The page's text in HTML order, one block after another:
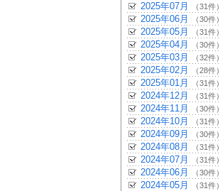
2025年07月 （31件）
2025年06月 （30件）
2025年05月 （31件）
2025年04月 （30件）
2025年03月 （32件）
2025年02月 （28件）
2025年01月 （31件）
2024年12月 （31件）
2024年11月 （30件）
2024年10月 （31件）
2024年09月 （30件）
2024年08月 （31件）
2024年07月 （31件）
2024年06月 （30件）
2024年05月 （31件）